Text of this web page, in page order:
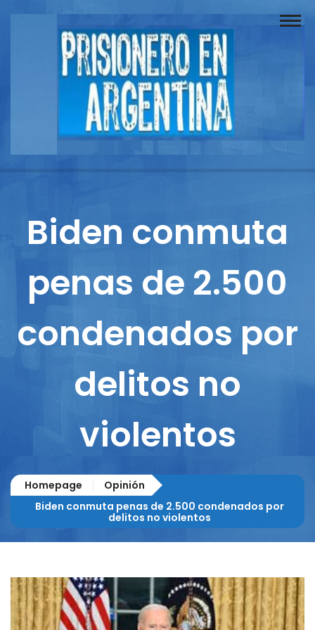
Buscador
Documentos
Reportajes
Contacto
Biden conmuta
penas de 2.500
condenados por
delitos no
violentos
Homepage
Opinión
Biden conmuta penas de 2.500 condenados por
delitos no violentos